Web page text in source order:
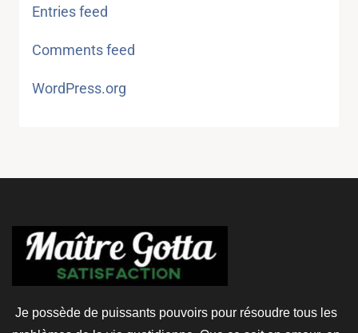
Entries feed
Comments feed
WordPress.org
Je possède de puissants pouvoirs pour résoudre tous les